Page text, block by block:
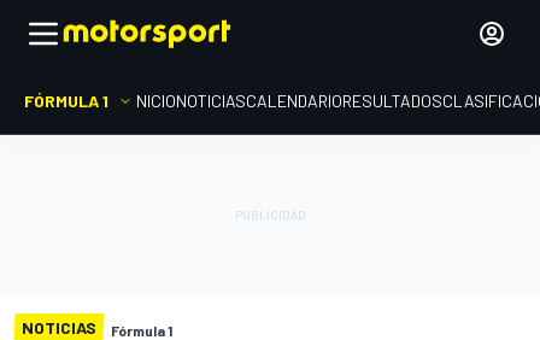
FÓRMULA 1 INICIONOTICIASCALENDARIORESULTADOS
NOTICIAS Fórmula 1